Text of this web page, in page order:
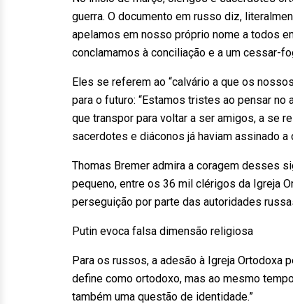
guerra. O documento em russo diz,
apelamos em nosso próprio nome a todos
conclamamos à conciliação e a um cessar-
Eles se referem ao “calvário a que os
para o futuro: “Estamos tristes ao pensar
que transpor para voltar a ser amigos, a se
sacerdotes e diáconos já haviam assinado a
Thomas Bremer admira a coragem desses
pequeno, entre os 36 mil clérigos da Igreja
perseguição por parte das autoridades
Putin evoca falsa dimensão religiosa
Para os russos, a adesão à Igreja Ortodoxa
define como ortodoxo, mas ao mesmo
também uma questão de identidade.”